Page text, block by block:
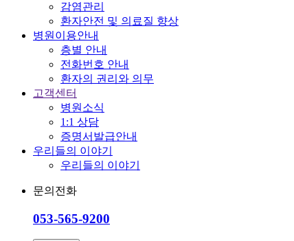
감염관리
환자안전 및 의료질 향상
병원이용안내
층별 안내
전화번호 안내
환자의 권리와 의무
고객센터
병원소식
1:1 상담
증명서발급안내
우리들의 이야기
우리들의 이야기
문의전화
053-565-9200